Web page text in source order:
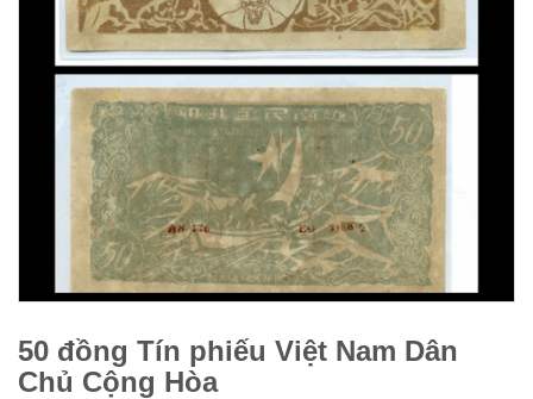
50 đồng Tín phiếu Việt Nam Dân
Chủ Cộng Hòa